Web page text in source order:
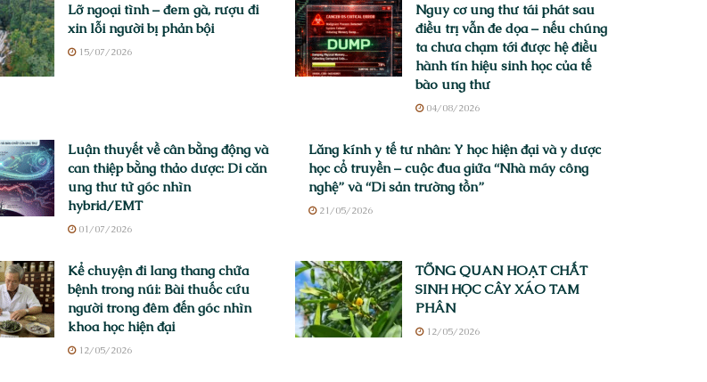
Lỡ ngoại tình – đem gà, rượu đi
xin lỗi người bị phản bội
15/07/2026
Nguy cơ ung thư tái phát sau
điều trị vẫn đe dọa – nếu chúng
ta chưa chạm tới được hệ điều
hành tín hiệu sinh học của tế
bào ung thư
04/08/2026
Luận thuyết về cân bằng động và
can thiệp bằng thảo dược: Di căn
ung thư từ góc nhìn
hybrid/EMT
01/07/2026
Lăng kính y tế tư nhân: Y học hiện đại và y dược
học cổ truyền – cuộc đua giữa “Nhà máy công
nghệ” và “Di sản trường tồn”
21/05/2026
Kể chuyện đi lang thang chữa
bệnh trong núi: Bài thuốc cứu
người trong đêm đến góc nhìn
khoa học hiện đại
12/05/2026
TỔNG QUAN HOẠT CHẤT
SINH HỌC CÂY XÁO TAM
PHÂN
12/05/2026